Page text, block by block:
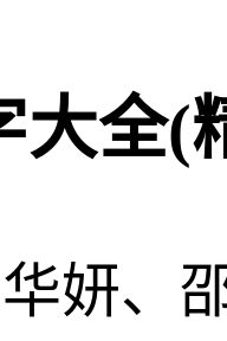
大全(
妍、